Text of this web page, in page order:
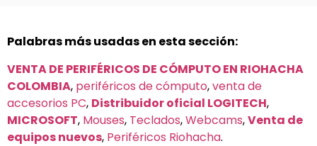
Palabras más usadas en esta sección:
VENTA DE PERIFÉRICOS DE CÓMPUTO EN RIOHACHA
COLOMBIA, periféricos de cómputo,venta de
accesorios PC, Distribuidor oficial LOGITECH,
MICROSOFT, Mouses, Teclados,Webcams,Venta de
equipos nuevos, Periféricos Riohacha.